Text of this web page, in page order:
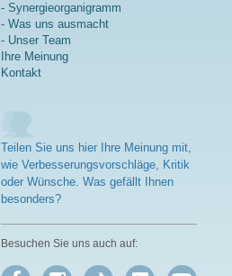
- Synergieorganigramm
- Was uns ausmacht
- Unser Team
Ihre Meinung
Kontakt
Teilen Sie uns hier Ihre Meinung mit,
wie Verbesserungsvorschläge, Kritik
oder Wünsche. Was gefällt Ihnen
besonders?
Besuchen Sie uns auch auf: